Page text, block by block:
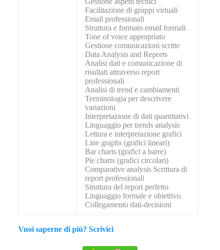
Facilitazione di gruppi virtuali
Email professionali
Struttura e formato email formali
Tone of voice appropriato
Gestione comunicazioni scritte
Data Analysis and Reports
Analisi dati e comunicazione di
risultati attraverso report
professionali
Analisi di trend e cambiamenti
Terminologia per descrivere
variazioni
Interpretazione di dati quantitativi
Linguaggio per trends analysis
Lettura e interpretazione grafici
Line graphs (grafici lineari)
Bar charts (grafici a barre)
Pie charts (grafici circolari)
Comparative analysis Scrittura di
report professionali
Struttura del report perfetto
Linguaggio formale e obiettivo
Collegamento dati-decisioni
Vuoi saperne di più? Scrivici